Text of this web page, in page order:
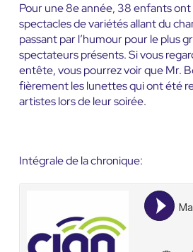
Pour une 8e année, 38 enfants
spectacles de variétés allant du
passant par l’humour pour le plus
spectateurs présents. Si vous
entête, vous pourrez voir que Mr.
fièrement les lunettes qui ont été
artistes lors de leur soirée.
Intégrale de la chronique: